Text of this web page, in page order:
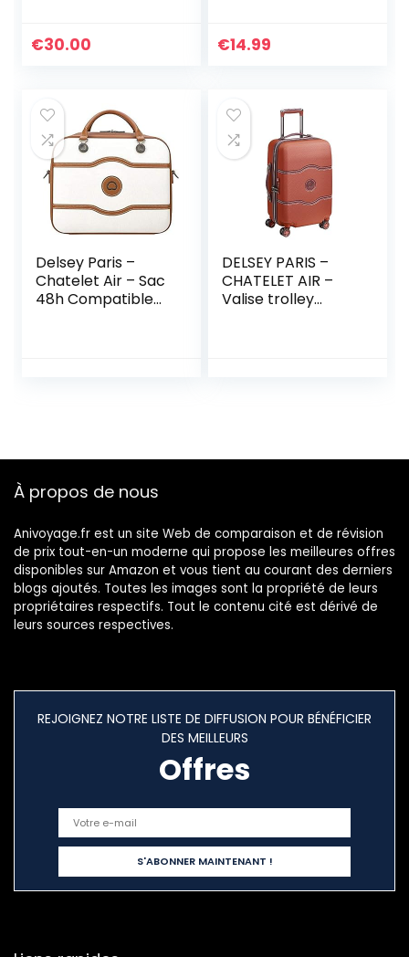
€30.00 €14.99
Delsey Paris –
Chatelet Air – Sac
48h Compatible
DELSEY PARIS –
CHATELET AIR –
Valise trolley
À propos de nous
Anivoyage.fr est un site Web de comparaison et de révision
de prix tout-en-un moderne qui propose les meilleures offres
disponibles sur Amazon et vous tient au courant des derniers
blogs ajoutés. Toutes les images sont la propriété de leurs
propriétaires respectifs. Tout le contenu cité est dérivé de
leurs sources respectives.
REJOIGNEZ NOTRE LISTE DE DIFFUSION POUR BÉNÉFICIER
DES MEILLEURS
Offres